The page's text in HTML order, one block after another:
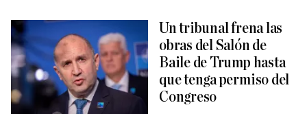
Un tribunal frena las
obras del Salón de
Baile de Trump hasta
que tenga permiso del
Congreso